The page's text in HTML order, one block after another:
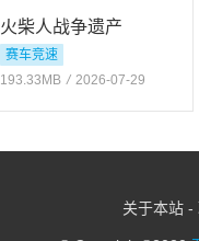
火柴人战争遗产
赛车竞速
193.33MB / 2026-07-29
关于本站 -